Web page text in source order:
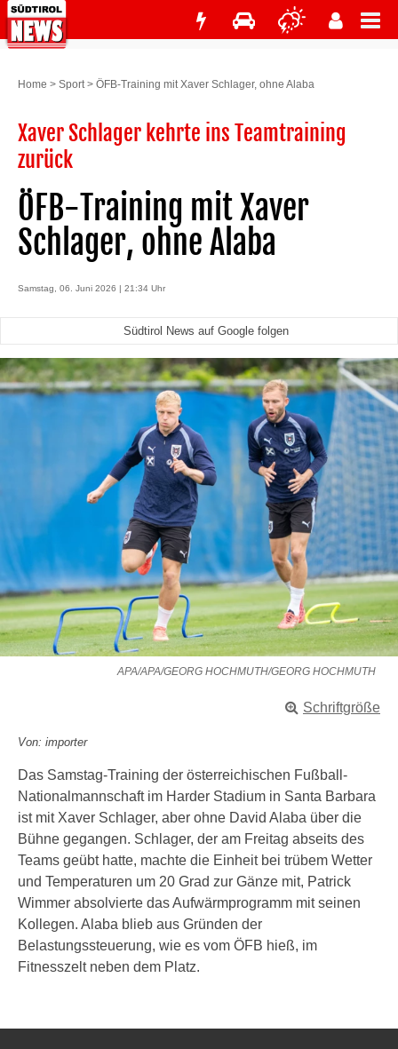
Home > Sport> ÖFB-Training mit Xaver Schlager, ohne Alaba
Xaver Schlager kehrte ins Teamtraining
zurück
ÖFB-Training mit Xaver
Schlager, ohne Alaba
Samstag, 06. Juni 2026 | 21:34 Uhr
Südtirol News auf Google folgen
APA/APA/GEORG HOCHMUTH/GEORG HOCHMUTH
Schriftgröße
Von: importer
Das Samstag-Training der österreichischen Fußball-
Nationalmannschaft im Harder Stadium in Santa Barbara
ist mit Xaver Schlager, aber ohne David Alaba über die
Bühne gegangen. Schlager, der am Freitag abseits des
Teams geübt hatte, machte die Einheit bei trübem Wetter
und Temperaturen um 20 Grad zur Gänze mit, Patrick
Wimmer absolvierte das Aufwärmprogramm mit seinen
Kollegen. Alaba blieb aus Gründen der
Belastungssteuerung, wie es vom ÖFB hieß, im
Fitnesszelt neben dem Platz.